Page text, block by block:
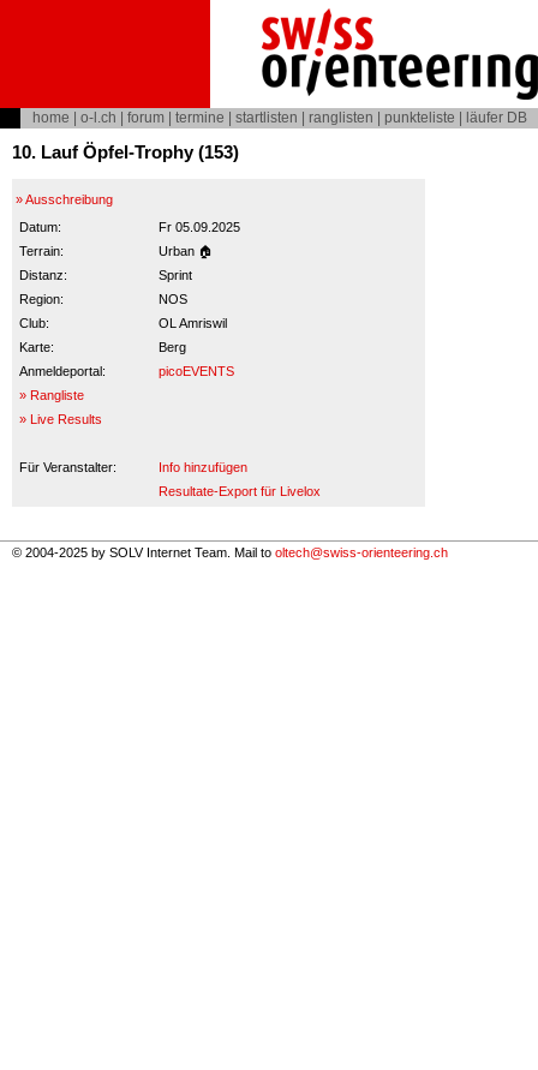
home o-l.ch forum termine startlisten ranglisten punkteliste läufer DB
10. Lauf Öpfel-Trophy (153)
» Ausschreibung
Datum:
Fr 05.09.2025
Terrain:
Urban 🏠
Distanz:
Sprint
Region:
NOS
Club:
OL Amriswil
Karte:
Berg
Anmeldeportal:
picoEVENTS
» Rangliste
» Live Results
Für Veranstalter:
Info hinzufügen
Resultate-Export für Livelox
© 2004-2025 by SOLV Internet Team. Mail to oltech@swiss-orienteering.ch